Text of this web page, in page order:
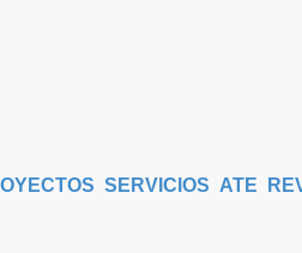
SERVICIOS ATE